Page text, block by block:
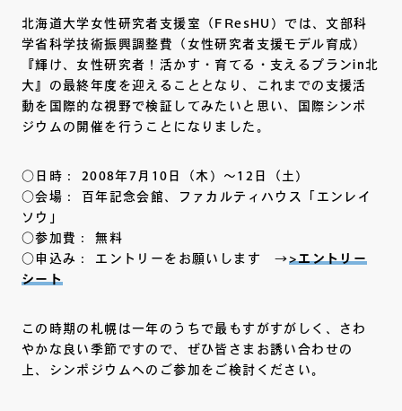
北海道大学女性研究者支援室（FResHU）では、文部科
学省科学技術振興調整費（女性研究者支援モデル育成）
『輝け、女性研究者！活かす・育てる・支えるプランin北
大』の最終年度を迎えることとなり、これまでの支援活
動を国際的な視野で検証してみたいと思い、国際シンポ
ジウムの開催を行うことになりました。
○日時： 2008年7月10日（木）～12日（土）
○会場： 百年記念会館、ファカルティハウス「エンレイ
ソウ」
○参加費： 無料
○申込み： エントリーをお願いします →>エントリー
シート
この時期の札幌は一年のうちで最もすがすがしく、さわ
やかな良い季節ですので、ぜひ皆さまお誘い合わせの
上、シンポジウムへのご参加をご検討ください。